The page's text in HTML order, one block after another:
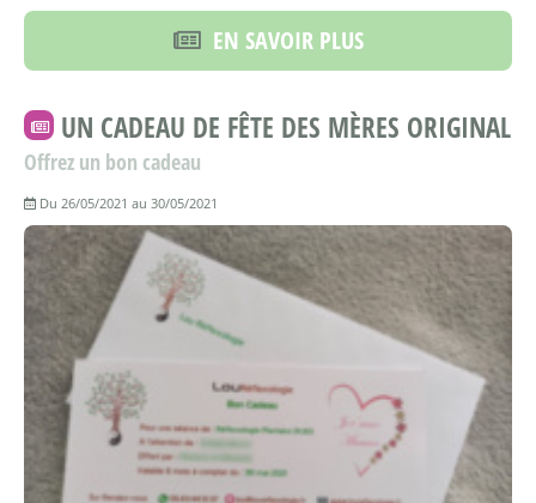
EN SAVOIR PLUS
UN CADEAU DE FÊTE DES MÈRES ORIGINAL
Offrez un bon cadeau
Du 26/05/2021 au 30/05/2021